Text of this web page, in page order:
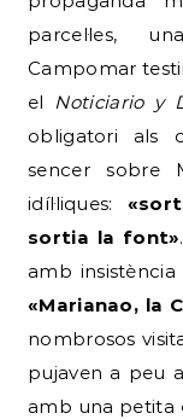
parcel·les,
Campomar
el Noticiario y
obligatori als
sencer sobre
idíl·liques:
sortia la font»
amb insistència
«Marianao, la
nombrosos
pujaven a peu
amb una petita